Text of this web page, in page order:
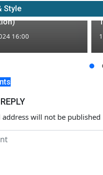
Style
Inka (Yi
16:00
address will not be published